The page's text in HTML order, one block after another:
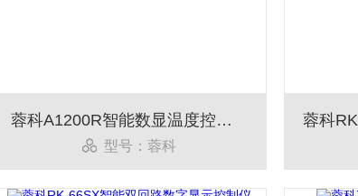
蓉科A1200R智能数显温度控制仪
型号：蓉科